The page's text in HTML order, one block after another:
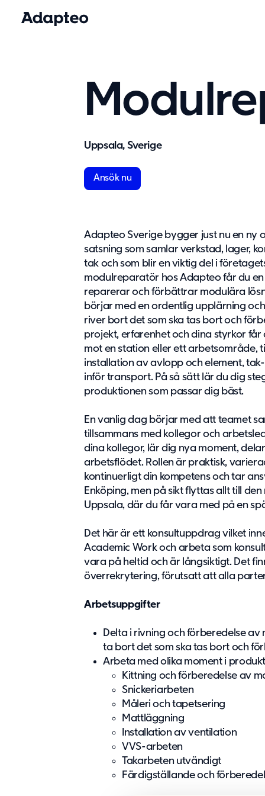
Uppsala, Sverige
Ansök nu
Adapteo Sverige bygger just nu en ny
satsning som samlar verkstad, lager,
tak och som blir en viktig del i
modulreparatör hos Adapteo får du
reparerar och förbättrar modulära
börjar med en ordentlig upplärning
river bort det som ska tas bort och
projekt, erfarenhet och dina styrkor
mot en station eller ett arbetsområde,
installation av avlopp och element,
inför transport. På så sätt lär du dig
produktionen som passar dig bäst.
En vanlig dag börjar med att teamet
tillsammans med kollegor och
dina kollegor, lär dig nya moment,
arbetsflödet. Rollen är praktisk,
kontinuerligt din kompetens och tar
Enköping, men på sikt flyttas allt till
Uppsala, där du får vara med på en
Det här är ett konsultuppdrag vilket
Academic Work och arbeta som
vara på heltid och är långsiktigt. Det
överrekrytering, förutsatt att alla
Arbetsuppgifter
Delta i rivning och förberedelse
ta bort det som ska tas bort och
Arbeta med olika moment i
Kittning och förberedelse av
Snickeriarbeten
Måleri och tapetsering
Mattläggning
Installation av ventilation
VVS-arbeten
Takarbeten utvändigt
Färdigställande och